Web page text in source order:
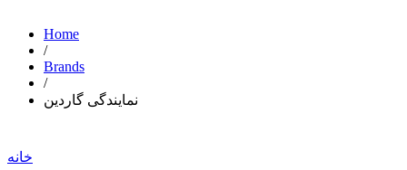
Home
/
Brands
/
نمایندگی گاردین
خانه